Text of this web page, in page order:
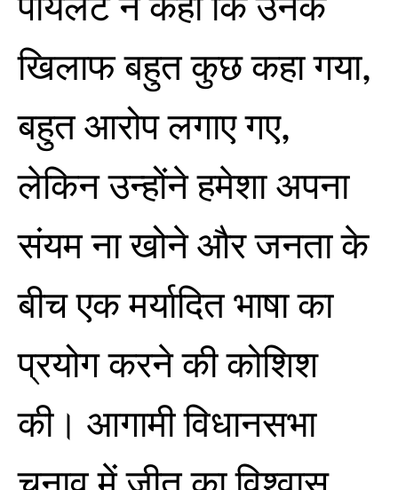
पायलट ने कहा कि उनके
खिलाफ बहुत कुछ कहा गया,
बहुत आरोप लगाए गए,
लेकिन उन्होंने हमेशा अपना
संयम ना खोने और जनता के
बीच एक मर्यादित भाषा का
प्रयोग करने की कोशिश
की। आगामी विधानसभा